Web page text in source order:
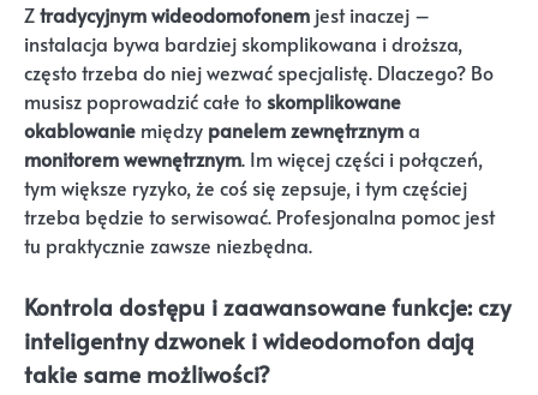
Ztradycyjnym wideodomofonem jest inaczej –
instalacja bywa bardziej skomplikowana i droższa,
często trzeba do niej wezwać specjalistę. Dlaczego? Bo
musisz poprowadzić całe to skomplikowane
okablowanie między panelem zewnętrznyma
monitorem wewnętrznym. Im więcej części i połączeń,
tym większe ryzyko, że coś się zepsuje, i tym częściej
trzeba będzie to serwisować. Profesjonalna pomoc jest
tu praktycznie zawsze niezbędna.
Kontrola dostępu i zaawansowane funkcje: czy
inteligentny dzwonek i wideodomofon dają
takie same możliwości?